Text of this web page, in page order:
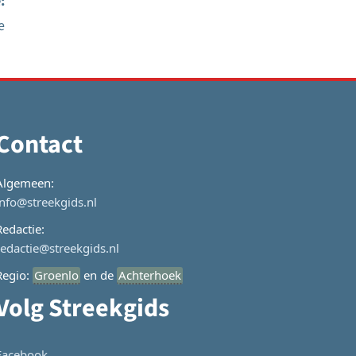
Groenlo en de Achterhoek
Streekgids